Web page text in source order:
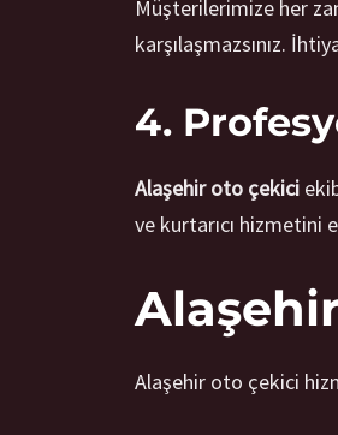
Müşterilerimize her
karşılaşmazsınız.
4.
Alaşehir oto çekici
ve kurtarıcı hizmetini
Alaşehir oto çekici